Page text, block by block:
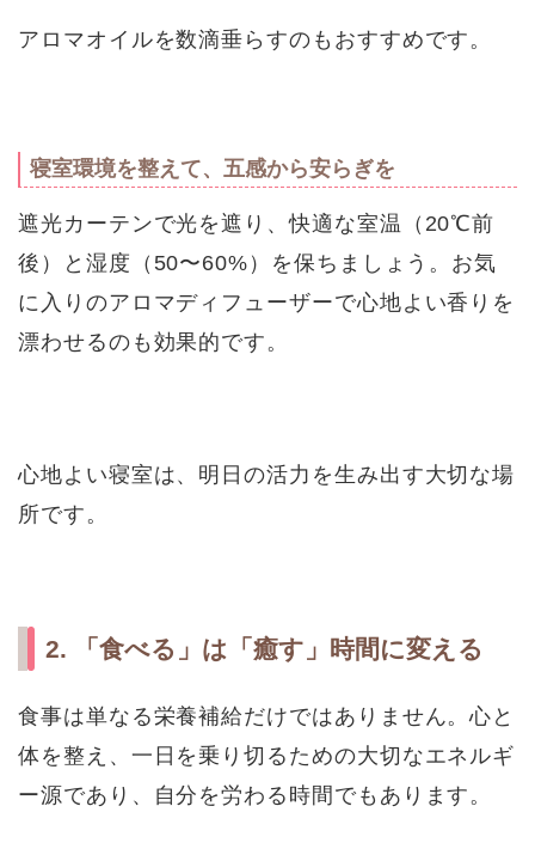
アロマオイルを数滴垂らすのもおすすめです。
寝室環境を整えて、五感から安らぎを
遮光カーテンで光を遮り、快適な室温（20℃前
後）と湿度（50〜60%）を保ちましょう。お気
に入りのアロマディフューザーで心地よい香りを
漂わせるのも効果的です。
心地よい寝室は、明日の活力を生み出す大切な場
所です。
2. 「食べる」は「癒す」時間に変える
食事は単なる栄養補給だけではありません。心と
体を整え、一日を乗り切るための大切なエネルギ
ー源であり、自分を労わる時間でもあります。